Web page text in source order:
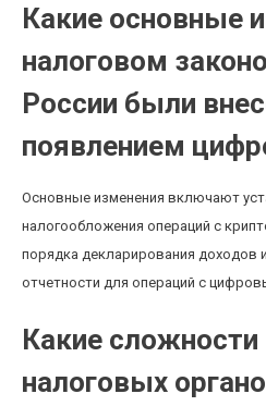
Какие основные
налоговом
России были
появлением
Основные изменения включают
налогообложения операций с
порядка декларирования доходов
отчетности для операций с
Какие
налоговых